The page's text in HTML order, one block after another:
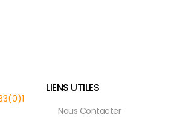
LIENS UTILES
Nous Contacter